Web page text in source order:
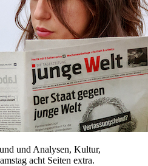
und Analysen, Kultur,
acht Seiten extra.